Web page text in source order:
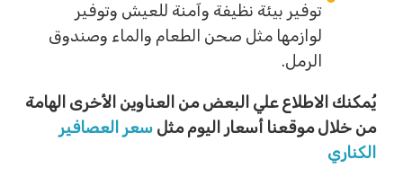
توفير بيئة نظيفة وآمنة للعيش وتوفير
لوازمها مثل صحن الطعام والماء وصندوق
الرمل.
يُمكنك الاطلاع علي البعض من العناوين الأخرى الهامة
من خلال موقعنا أسعار اليوم مثلسعر العصافير
الكناري